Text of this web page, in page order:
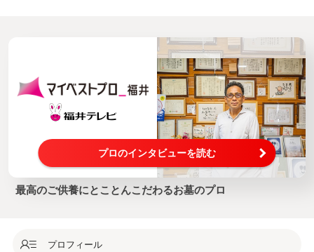
プロのインタビューを読む
最高のご供養にとことんこだわるお墓のプロ
プロフィール